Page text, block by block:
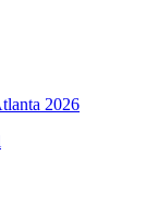
2026